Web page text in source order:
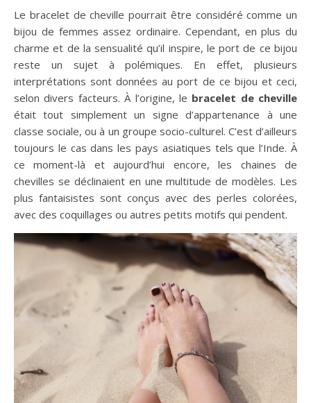
Le bracelet de cheville pourrait être considéré comme un
bijou de femmes assez ordinaire. Cependant, en plus du
charme et de la sensualité qu’il inspire, le port de ce bijou
reste un sujet à polémiques. En effet, plusieurs
interprétations sont données au port de ce bijou et ceci,
selon divers facteurs. À l’origine, le bracelet de cheville
était tout simplement un signe d’appartenance à une
classe sociale, ou à un groupe socio-culturel. C’est d’ailleurs
toujours le cas dans les pays asiatiques tels que l’Inde. À
ce moment-là et aujourd’hui encore, les chaines de
chevilles se déclinaient en une multitude de modèles. Les
plus fantaisistes sont conçus avec des perles colorées,
avec des coquillages ou autres petits motifs qui pendent.